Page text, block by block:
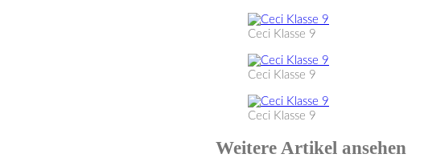
Ceci Klasse 9
Ceci Klasse 9
Ceci Klasse 9
Weitere Artikel ansehen